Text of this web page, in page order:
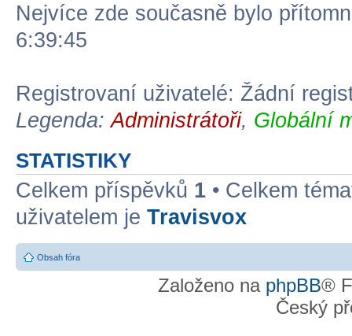
Nejvíce zde současně bylo
6:39:45
Registrovaní uživatelé: Žádní
Legenda:Administrátoři, Globální
STATISTIKY
Celkem příspěvků 1 • Celkem
uživatelem je Travisvox
Obsah fóra
Založeno na phpBB®
Český